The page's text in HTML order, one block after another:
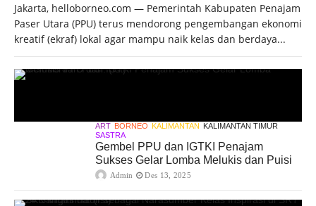
Jakarta, helloborneo.com — Pemerintah Kabupaten Penajam
Paser Utara (PPU) terus mendorong pengembangan ekonomi
kreatif (ekraf) lokal agar mampu naik kelas dan berdaya...
ART BORNEO KALIMANTAN KALIMANTAN TIMUR
SASTRA
Gembel PPU dan IGTKI Penajam
Sukses Gelar Lomba Melukis dan Puisi
Admin Des 13, 2025